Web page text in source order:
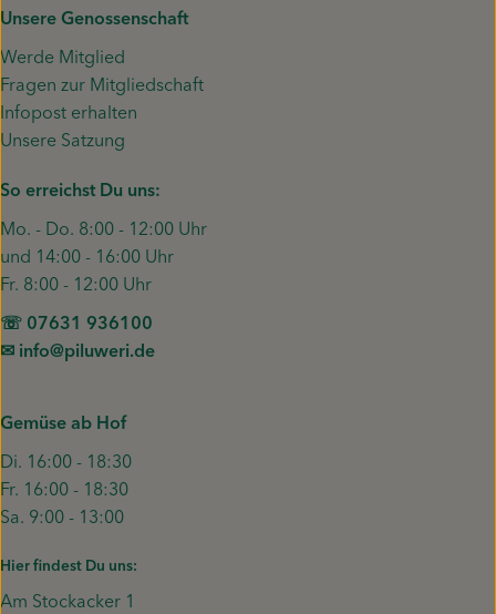
Unsere Genossenschaft
Werde Mitglied
Fragen zur Mitgliedschaft
Infopost erhalten
Unsere Satzung
So erreichst Du uns:
Mo. - Do. 8:00 - 12:00 Uhr
und 14:00 - 16:00 Uhr
Fr. 8:00 - 12:00 Uhr
☏ 07631 936100
✉︎ info@piluweri.de
Gemüse ab Hof
Di. 16:00 - 18:30
Fr. 16:00 - 18:30
Sa. 9:00 - 13:00
Hier findest Du uns:
Am Stockacker 1